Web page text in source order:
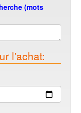
(mots
l'achat: